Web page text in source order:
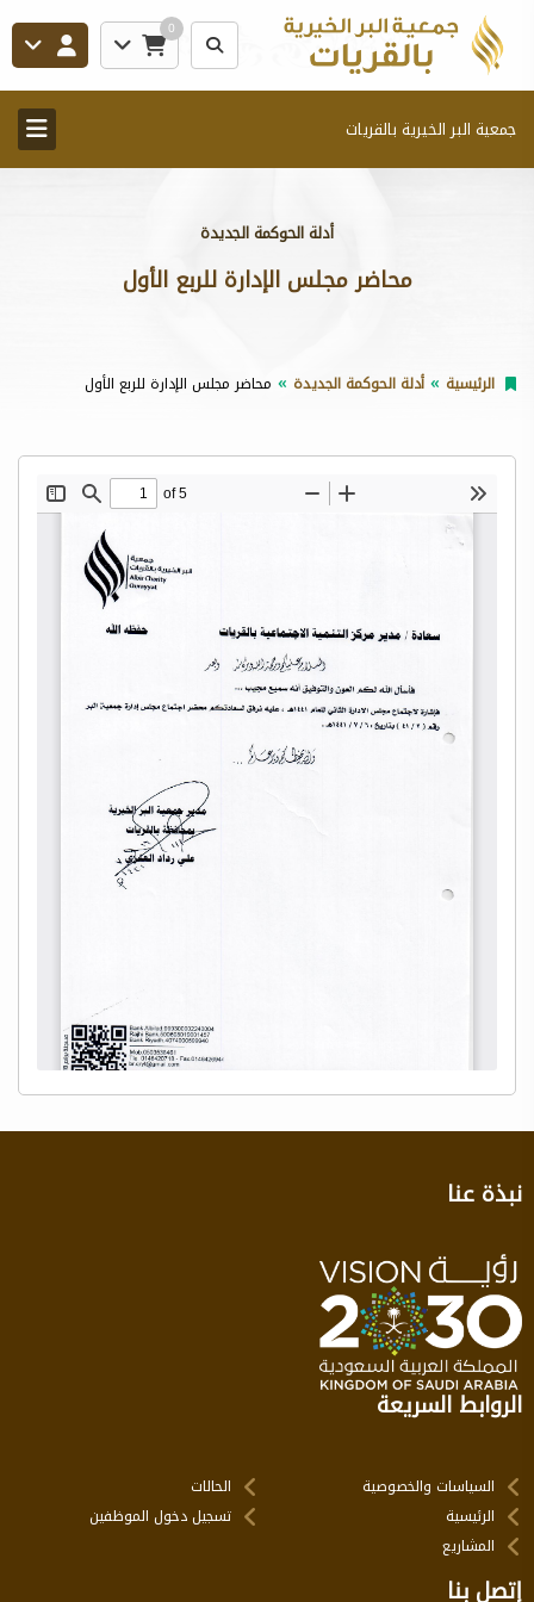
0
جمعية البر الخيرية بالقريات
أدلة الحوكمة الجديدة
محاضر مجلس الإدارة للربع الأول
الرئيسية أدلة الحوكمة الجديدة محاضر مجلس الإدارة للربع الأول
نبذة عنا
الروابط السريعة
السياسات والخصوصية
الرئيسية
المشاريع
الحالات
تسجيل دخول الموظفين
إتصل بنا